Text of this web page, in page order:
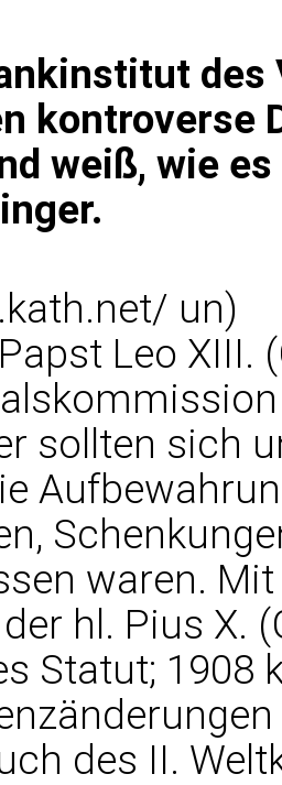
kontroverse
weiß, wie
un)
Leo XIII.
sollten sich
waren.
hl. Pius X.
Statut; 1908
des II.